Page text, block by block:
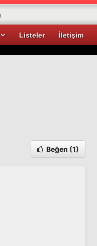
Listeler İletişim
Beğen (1)